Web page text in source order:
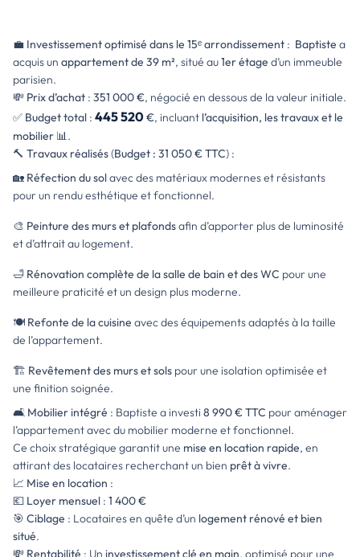
💼 Investissement optimisé dans le 15ᵉ arrondissement : Baptiste a
acquis un appartement de 39 m², situé au1er étage d’un immeuble
parisien.
💸 Prix d’achat : 351 000 €, négocié en dessous de la valeur initiale.
✅ Budget total : 445 520€, incluant l’acquisition, les travaux et le
mobilier 📊.
🔨 Travaux réalisés(Budget : 31 050 € TTC) :
🏡 Réfection du solavec des matériaux modernes et résistants
pour un rendu esthétique et fonctionnel.
🎨 Peinture des murs et plafondsafin d’apporter plus de luminosité
et d’attrait au logement.
🛁 Rénovation complète de la salle de bain et des WC pour une
meilleure praticité et un design plus moderne.
🍽️ Refonte de la cuisine avec des équipements adaptés à la taille
de l’appartement.
🏗️ Revêtement des murs et sols pour une isolation optimisée et
une finition soignée.
🛋️ Mobilier intégré : Baptiste a investi 8 990 € TTC pour aménager
l’appartement avec du mobilier moderne et fonctionnel.
Ce choix stratégique garantit une mise en location rapide, en
attirant des locataires recherchant un bien prêt à vivre.
📈 Mise en location :
💶 Loyer mensuel : 1 400 €
🎯 Ciblage : Locataires en quête d’un logement rénové et bien
situé.
💸 Rentabilité : Un investissement clé en main, optimisé pour une